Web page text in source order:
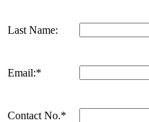
Last Name:
Email:*
Contact No.*